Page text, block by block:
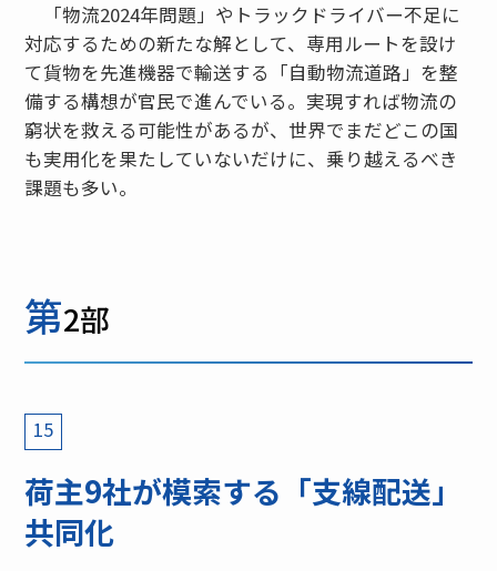
「物流2024年問題」やトラックドライバー不足に
対応するための新たな解として、専用ルートを設け
て貨物を先進機器で輸送する「自動物流道路」を整
備する構想が官民で進んでいる。実現すれば物流の
窮状を救える可能性があるが、世界でまだどこの国
も実用化を果たしていないだけに、乗り越えるべき
課題も多い。
第2部
15
荷主9社が模索する「支線配送」
共同化